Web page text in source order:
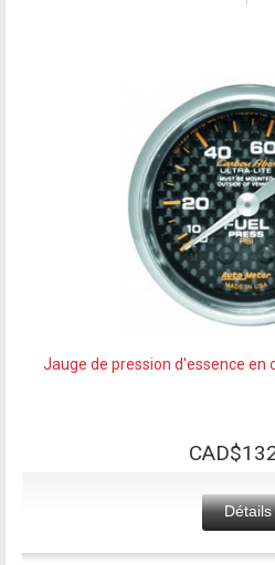
Jauge de pression d'essence en
Détails